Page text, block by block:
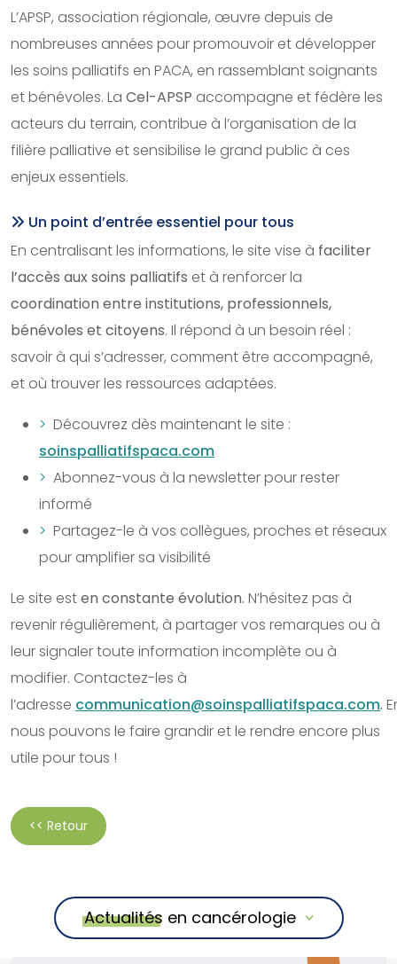
L’APSP, association régionale, œuvre depuis de
nombreuses années pour promouvoir et développer
les soins palliatifs en PACA, en rassemblant soignants
et bénévoles. La Cel-APSP accompagne et fédère les
acteurs du terrain, contribue à l’organisation de la
filière palliative et sensibilise le grand public à ces
enjeux essentiels.
Un point d’entrée essentiel pour tous
En centralisant les informations, le site vise à faciliter
l’accès aux soins palliatifs et à renforcer la
coordination entre institutions, professionnels,
bénévoles et citoyens. Il répond à un besoin réel :
savoir à qui s’adresser, comment être accompagné,
et où trouver les ressources adaptées.
Découvrez dès maintenant le site :
soinspalliatifspaca.com
Abonnez-vous à la newsletter pour rester
informé
Partagez-le à vos collègues, proches et réseaux
pour amplifier sa visibilité
Le site esten constante évolution. N’hésitez pas à
revenir régulièrement, à partager vos remarques ou à
leur signaler toute information incomplète ou à
modifier. Contactez-les à
l’adresse communication@soinspalliatifspaca.com.
nous pouvons le faire grandir et le rendre encore plus
utile pour tous !
<< Retour
Actualités en cancérologie